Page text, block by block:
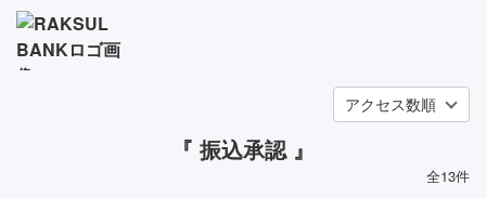
アクセス数順
『 振込承認 』
全13件